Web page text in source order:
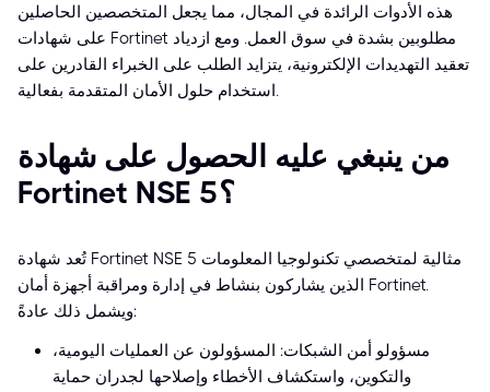
هذه الأدوات الرائدة في المجال، مما يجعل المتخصصين الحاصلين
على شهادات Fortinet مطلوبين بشدة في سوق العمل. ومع ازدياد
تعقيد التهديدات الإلكترونية، يتزايد الطلب على الخبراء القادرين على
استخدام حلول الأمان المتقدمة بفعالية.
من ينبغي عليه الحصول على شهادة
Fortinet NSE 5؟
تُعد شهادة Fortinet NSE 5 مثالية لمتخصصي تكنولوجيا المعلومات
الذين يشاركون بنشاط في إدارة ومراقبة أجهزة أمان Fortinet.
ويشمل ذلك عادةً:
مسؤولو أمن الشبكات: المسؤولون عن العمليات اليومية،
والتكوين، واستكشاف الأخطاء وإصلاحها لجدران حماية